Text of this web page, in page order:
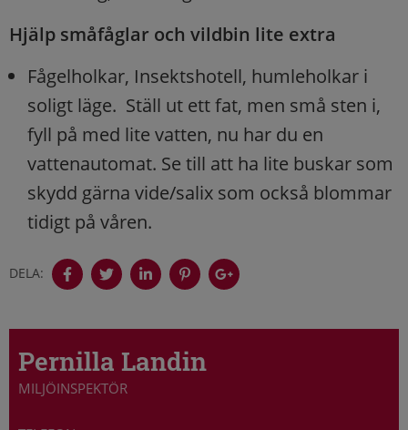
Hjälp småfåglar och vildbin lite extra
Fågelholkar, Insektshotell, humleholkar i
soligt läge. Ställ ut ett fat, men små sten i,
fyll på med lite vatten, nu har du en
vattenautomat. Se till att ha lite buskar som
skydd gärna vide/salix som också blommar
tidigt på våren.
DELA:
Pernilla Landin
MILJÖINSPEKTÖR